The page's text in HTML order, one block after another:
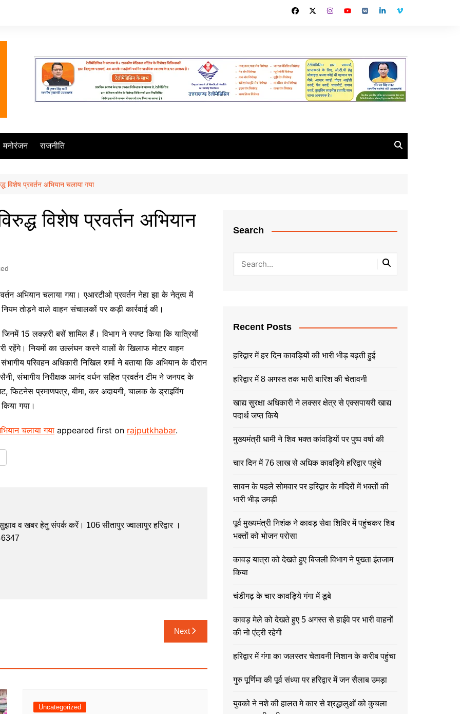
मनोरंजन राजनीति
विशेष प्रवर्तन अभियान चलाया गया
विशेष प्रवर्तन अभियान
अभियान चलाया गया। एआरटीओ प्रवर्तन नेहा झा के नेतृत्व में
तोड़ने वाले वाहन संचालकों पर कड़ी कार्रवाई की।
15 लक्ज़री बसें शामिल हैं। विभाग ने स्पष्ट किया कि यात्रियों
रहेंगे। नियमों का उल्लंघन करने वालों के खिलाफ मोटर वाहन
परिवहन अधिकारी निखिल शर्मा ने बताया कि अभियान के दौरान
संभागीय निरीक्षक आनंद वर्धन सहित प्रवर्तन टीम ने जनपद के
फिटनेस प्रमाणपत्र, बीमा, कर अदायगी, चालक के ड्राइविंग
गया।
चलाया गया appeared first on rajputkhabar.
व खबर हेतु संपर्क करें। 106 सीतापुर ज्वालापुर हरिद्वार ।
Next
Uncategorized
Search
Recent Posts
हरिद्वार में हर दिन कावड़ियों की भारी भीड़ बढ़ती हुई
हरिद्वार में 8 अगस्त तक भारी बारिश की चेतावनी
खाद्य सुरक्षा अधिकारी ने लक्सर क्षेत्र से एक्सपायरी खाद्य
पदार्थ जप्त किये
मुख्यमंत्री धामी ने शिव भक्त कांवड़ियों पर पुष्प वर्षा की
चार दिन में 76 लाख से अधिक कावड़िये हरिद्वार पहुंचे
सावन के पहले सोमवार पर हरिद्वार के मंदिरों में भक्तों की
भारी भीड़ उमड़ी
पूर्व मुख्यमंत्री निशंक ने कावड़ सेवा शिविर में पहुंचकर शिव
भक्तों को भोजन परोसा
कावड़ यात्रा को देखते हुए बिजली विभाग ने पुख्ता इंतजाम
किया
चंडीगढ़ के चार कावड़िये गंगा में डूबे
कावड़ मेले को देखते हुए 5 अगस्त से हाईवे पर भारी वाहनों
की नो एंट्री रहेगी
हरिद्वार में गंगा का जलस्तर चेतावनी निशान के करीब पहुंचा
गुरु पूर्णिमा की पूर्व संध्या पर हरिद्वार में जन सैलाब उमड़ा
युवको ने नशे की हालत मे कार से श्रद्धालुओं को कुचला